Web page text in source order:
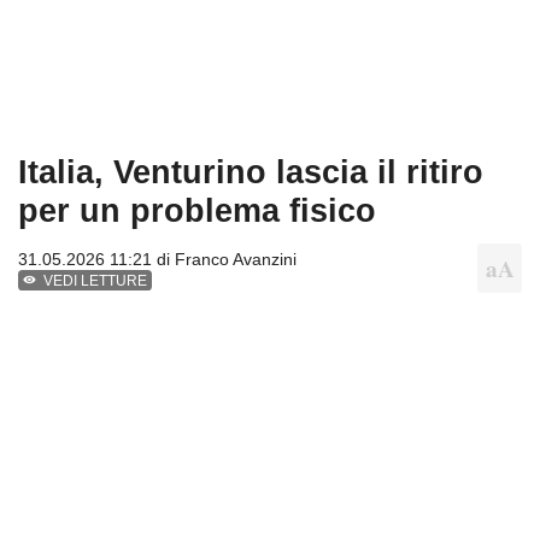
Italia, Venturino lascia il ritiro
per un problema fisico
31.05.2026 11:21 di Franco Avanzini
VEDI LETTURE